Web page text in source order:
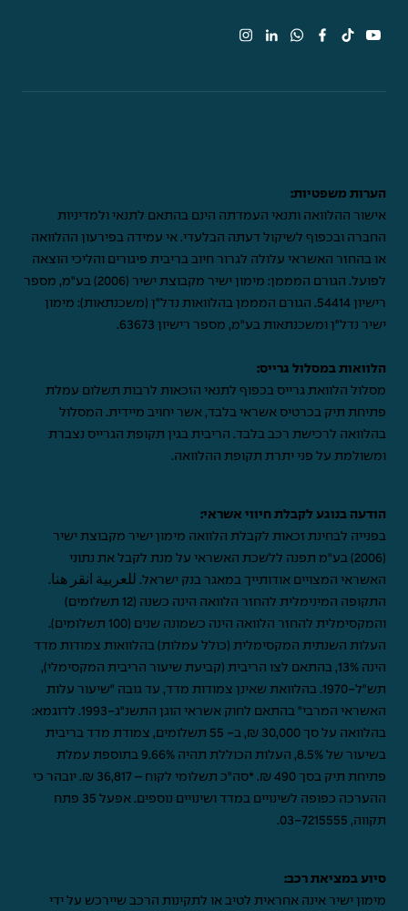
הערות משפטיות:
אישור ההלוואה ותנאי העמדתה הינם בהתאם לתנאי ולמדיניות
החברה ובכפוף לשיקול דעתה הבלעדי. אי עמידה בפירעון ההלוואה
או בהחזר האשראי עלולה לגרור חיוב בריבית פיגורים והליכי הוצאה
לפועל. הגורם המממן: מימון ישיר מקבוצת ישיר (2006) בע"מ, מספר
רישיון 54414. הגורם המממן בהלוואות נדל"ן (משכנתאות): מימון
ישיר נדל"ן ומשכנתאות בע"מ, מספר רישיון 63673.
הלוואות במסלול גרייס:
מסלול הלוואת גרייס בכפוף לתנאי הזכאות לרבות תשלום עמלת
פתיחת תיק בכרטיס אשראי בלבד, אשר יחויב מיידית. המסלול
בהלוואה לרכישת רכב בלבד. הריבית בגין תקופת הגרייס נצברת
ומשולמת על פני יתרת תקופת ההלוואה.
הודעה בנוגע לקבלת חיווי אשראי:
בפנייה לבחינת זכאות לקבלת הלוואה מימון ישיר מקבוצת ישיר
(2006) בע"מ תפנה ללשכת האשראי על מנת לקבל את נתוני
האשראי המצויים אודותייך במאגר בנק ישראל. للعربية انقر هنا .
התקופה המינימלית להחזר הלוואה הינה כשנה (12 תשלומים)
והמקסימלית להחזר הלוואה הינה כשמונה שנים (100 תשלומים).
העלות השנתית המקסימלית (כולל עמלות) בהלוואות צמודות מדד
הינה 13%, בהתאם לצו הריבית (קביעת שיעור הריבית המקסימלי),
תש"ל-1970. בהלוואת שאינן צמודות מדד, עד גובה "שיעור עלות
האשראי המרבי" בהתאם לחוק אשראי הוגן התשנ"ג-1993. לדוגמא:
בהלוואה על סך 30,000 ₪, ב- 55 תשלומים, צמודת מדד בריבית
בשיעור של 8.5%, העלות הכוללת תהיה 9.66% בתוספת עמלת
פתיחת תיק בסך 490 ₪. *סה"כ תשלומי לקוח – 36,817 ₪. יובהר כי
ההערכה כפופה לשינויים במדד ושינויים נוספים. אפעל 35 פתח
תקווה, 03-7215555
.
סיוע במציאת רכב:
מימון ישיר אינה אחראית לטיב או לתקינות הרכב שיירכש על ידי